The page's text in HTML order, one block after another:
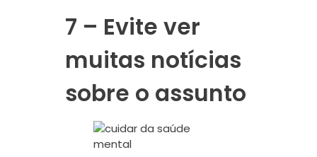
7 – Evite ver
muitas notícias
sobre o assunto